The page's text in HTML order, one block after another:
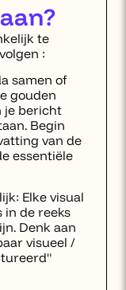
te
:
samen of
gouden
je bericht
Begin
van de
essentiële
Elke visual
in de reeks
Denk aan
visueel /